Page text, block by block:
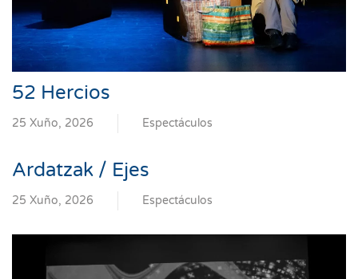
52 Hercios
25 Xuño, 2026 Espectáculos
Ardatzak / Ejes
25 Xuño, 2026 Espectáculos